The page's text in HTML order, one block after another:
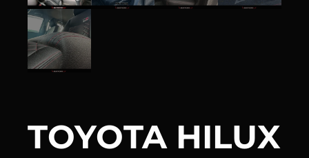
TOYOTA HILUX